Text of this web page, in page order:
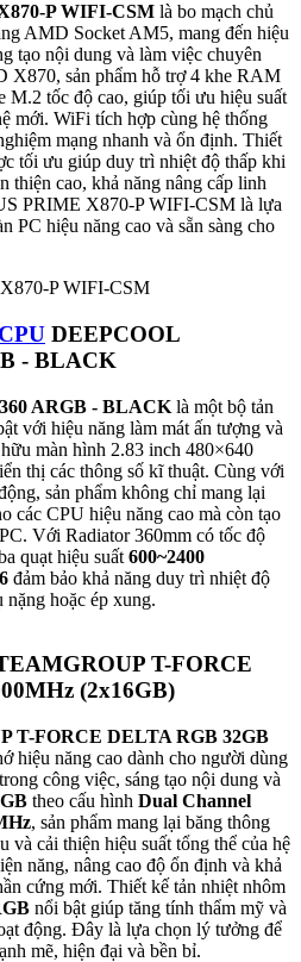
P WIFI-CSM là bo mạch chủ
AMD Socket AM5, mang đến hiệu
tạo nội dung và làm việc chuyên
X870, sản phẩm hỗ trợ 4 khe RAM
M.2 tốc độ cao, giúp tối ưu hiệu suất
mới. WiFi tích hợp cùng hệ thống
mạng nhanh và ổn định. Thiết
tối ưu giúp duy trì nhiệt độ thấp khi
thiện cao, khả năng nâng cấp linh
PRIME X870-P WIFI-CSM là lựa
PC hiệu năng cao và sẵn sàng cho
DEEPCOOL
- BLACK
ARGB - BLACK là một bộ tản
với hiệu năng làm mát ấn tượng và
màn hình 2.83 inch 480×640
thị các thông số kĩ thuật. Cùng với
sản phẩm không chỉ mang lại
các CPU hiệu năng cao mà còn tạo
Với Radiator 360mm có tốc độ
quạt hiệu suất 600~2400
đảm bảo khả năng duy trì nhiệt độ
hoặc ép xung.
T-FORCE
(2x16GB)
T-FORCE DELTA RGB 32GB
hiệu năng cao dành cho người dùng
công việc, sáng tạo nội dung và
theo cấu hình Dual Channel
, sản phẩm mang lại băng thông
cải thiện hiệu suất tổng thể của hệ
năng, nâng cao độ ổn định và khả
cứng mới. Thiết kế tản nhiệt nhôm
nổi bật giúp tăng tính thẩm mỹ và
động. Đây là lựa chọn lý tưởng để
mẽ, hiện đại và bền bỉ.